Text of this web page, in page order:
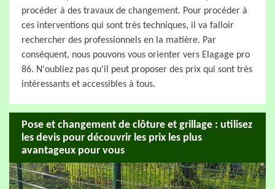
procéder à des travaux de changement. Pour procéder à
ces interventions qui sont très techniques, il va falloir
rechercher des professionnels en la matière. Par
conséquent, nous pouvons vous orienter vers Elagage pro
86. N'oubliez pas qu'il peut proposer des prix qui sont très
intéressants et accessibles à tous.
Pose et changement de clôture et grillage : utilisez
les devis pour découvrir les prix les plus
avantageux pour vous